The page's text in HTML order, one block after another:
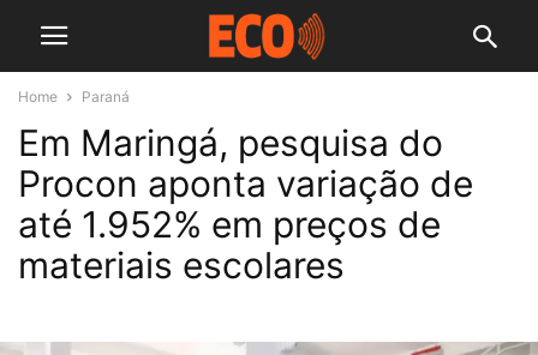
Home Paraná
Em Maringá, pesquisa do
Procon aponta variação de
até 1.952% em preços de
materiais escolares